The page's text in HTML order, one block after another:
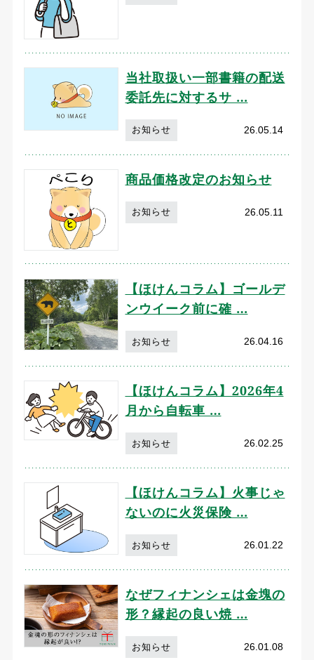
当社取扱い一部書籍の配送
委託先に対するサ …
お知らせ 26.05.14
商品価格改定のお知らせ
お知らせ 26.05.11
【ほけんコラム】ゴールデ
ンウイーク前に確 …
お知らせ 26.04.16
【ほけんコラム】2026年4
月から自転車 …
お知らせ 26.02.25
【ほけんコラム】火事じゃ
ないのに火災保険 …
お知らせ 26.01.22
なぜフィナンシェは金塊の
形？縁起の良い焼 …
お知らせ 26.01.08